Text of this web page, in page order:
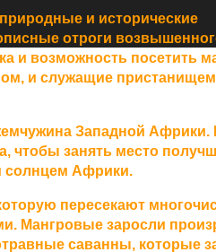
и исторические
отроги
и возможность посетить
и служащие пристанищем
Западной
чтобы занять место
солнцем Африки.
пересекают
Мангровые заросли
саванны, которые